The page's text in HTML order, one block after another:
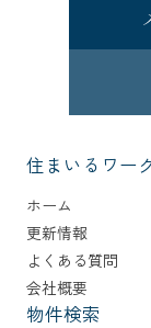
住まいるワー
ホーム
更新情報
よくある質問
会社概要
物件検索